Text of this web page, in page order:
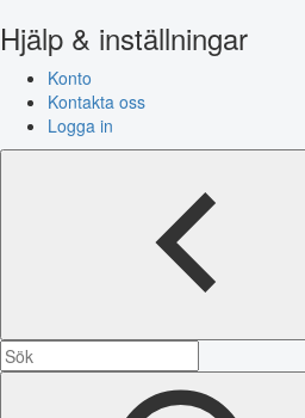
Hjälp & inställningar
Konto
Kontakta oss
Logga in